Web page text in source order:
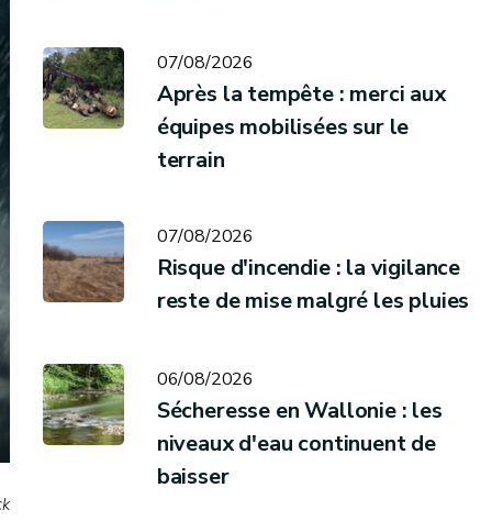
07/08/2026
Après la tempête : merci aux
équipes mobilisées sur le
terrain
07/08/2026
Risque d'incendie : la vigilance
reste de mise malgré les pluies
06/08/2026
Sécheresse en Wallonie : les
niveaux d'eau continuent de
baisser